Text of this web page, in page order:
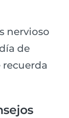
nervioso
de
recuerda